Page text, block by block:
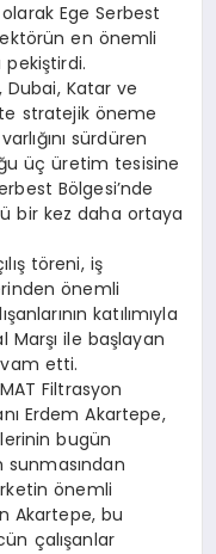
Ege Serbest
en önemli
pekiştirdi.
Dubai, Katar ve
stratejik öneme
sürdüren
üç üretim tesisine
Bölgesi’nde
bir kez daha ortaya
töreni, iş
önemli
katılımıyla
Marşı ile başlayan
etti.
Filtrasyon
Erdem Akartepe,
bugün
sunmasından
önemli
Akartepe, bu
çalışanlar